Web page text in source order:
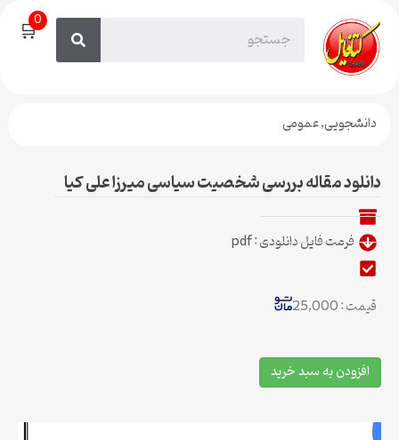
🛒0
دانشجویی,عمومی
دانلود مقاله بررسی شخصیت سیاسی میرزا علی کیا
فرمت فایل دانلودی : pdf
قیمت : 25,000
افزودن به سبد خرید